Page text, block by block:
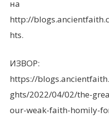
на
http://
hts.
ИЗВОР:
https://
ghts/2022/04/02/the-
our-weak-faith-homily-